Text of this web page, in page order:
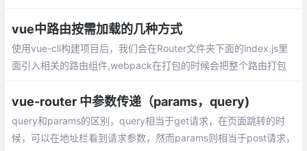
就不会涉及，当我接触的时候我们的后台接口是springcloud实现。
vue中路由按需加载的几种方式
使用vue-cli构建项目后，我们会在Router文件夹下面的index.js里
面引入相关的路由组件,webpack在打包的时候会把整个路由打包
vue-router 中参数传递（params，query)
query和params的区别，query相当于get请求，在页面跳转的时
候，可以在地址栏看到请求参数，然而params则相当于post请求，